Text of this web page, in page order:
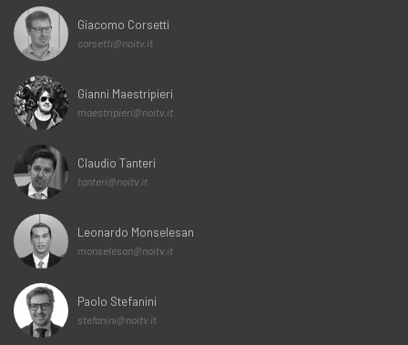
Giacomo Corsetti
corsetti@noitv.it
Gianni Maestripieri
maestripieri@noitv.it
Claudio Tanteri
tanteri@noitv.it
Leonardo Monselesan
monselesan@noitv.it
Paolo Stefanini
stefanini@noitv.it